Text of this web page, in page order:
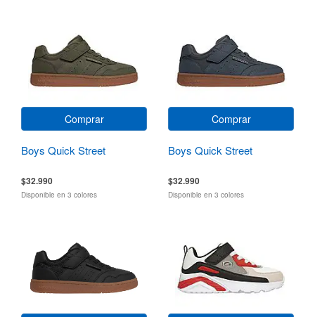
Comprar
Boys Quick Street
$32.990
Disponible en 3 colores
Comprar
Boys Quick Street
$32.990
Disponible en 3 colores